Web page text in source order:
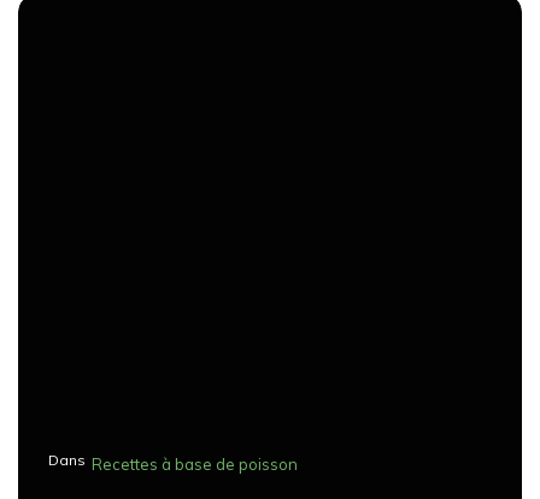
Dans Recettes à base de poisson